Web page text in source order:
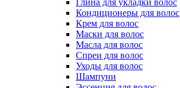
Глина для укладки волос
Кондиционеры для волос
Крем для волос
Маски для волос
Масла для волос
Спреи для волос
Уходы для волос
Шампуни